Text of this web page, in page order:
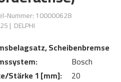
Nummer: 100000628
| DELPHI
Scheibenbremse
Bosch
Stärke 1 [mm]:
20